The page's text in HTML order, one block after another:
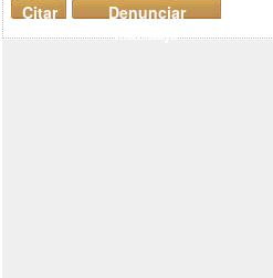
Denunciar
mensaje
Citar